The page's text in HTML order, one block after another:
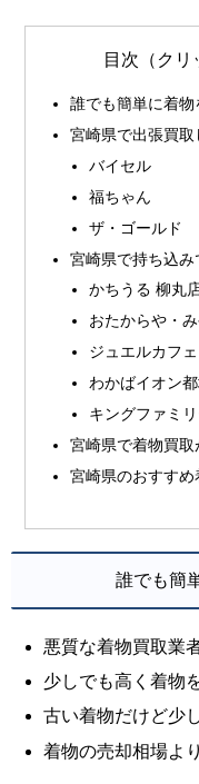
目次（クリ
誰でも簡単に着
宮崎県で出張買
バイセル
福ちゃん
ザ・ゴールド
宮崎県で持ち込
かちうる 柳丸
おたからや・
ジュエルカフ
わかばイオン
キングファミ
宮崎県で着物買
宮崎県のおすす
誰でも簡
悪質な着物買取業
少しでも高く着物
古い着物だけど少
着物の売却相場よ